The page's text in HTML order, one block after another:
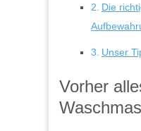
Die
Unser
Vorher